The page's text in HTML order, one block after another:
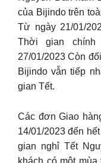
của Bijindo trên
Từ ngày 21/01/
Thời gian
27/01/2023 Còn
Bijindo vẫn tiếp
gian Tết.
Các đơn Giao
14/01/2023 đến
gian nghỉ Tết
khách có một